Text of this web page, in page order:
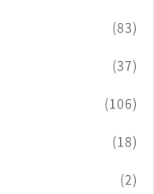
(83)
(37)
(106)
(18)
(2)